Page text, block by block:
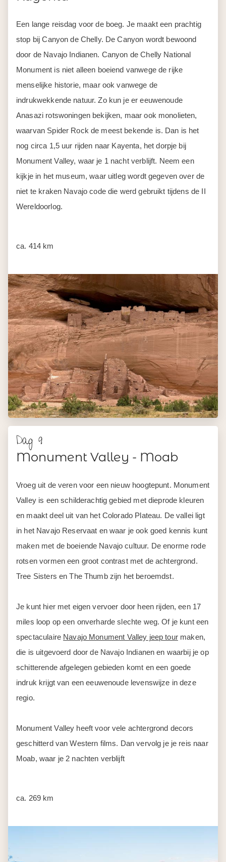
Een lange reisdag voor de boeg. Je maakt een prachtig
stop bij Canyon de Chelly. De Canyon wordt bewoond
door de Navajo Indianen. Canyon de Chelly National
Monument is niet alleen boeiend vanwege de rijke
menselijke historie, maar ook vanwege de
indrukwekkende natuur. Zo kun je er eeuwenoude
Anasazi rotswoningen bekijken, maar ook monolieten,
waarvan Spider Rock de meest bekende is. Dan is het
nog circa 1,5 uur rijden naar Kayenta, het dorpje bij
Monument Valley, waar je 1 nacht verblijft. Neem een
kijkje in het museum, waar uitleg wordt gegeven over de
niet te kraken Navajo code die werd gebruikt tijdens de II
Wereldoorlog.
ca. 414 km
Dag 9
Monument Valley - Moab
Vroeg uit de veren voor een nieuw hoogtepunt. Monument
Valley is een schilderachtig gebied met dieprode kleuren
en maakt deel uit van het Colorado Plateau. De vallei ligt
in het Navajo Reservaat en waar je ook goed kennis kunt
maken met de boeiende Navajo cultuur. De enorme rode
rotsen vormen een groot contrast met de achtergrond.
Tree Sisters en The Thumb zijn het beroemdst.
Je kunt hier met eigen vervoer door heen rijden, een 17
miles loop op een onverharde slechte weg. Of je kunt een
spectaculaire Navajo Monument Valley jeep tourmaken,
die is uitgevoerd door de Navajo Indianen en waarbij je op
schitterende afgelegen gebieden komt en een goede
indruk krijgt van een eeuwenoude levenswijze in deze
regio.
Monument Valley heeft voor vele achtergrond decors
geschitterd van Western films. Dan vervolg je je reis naar
Moab, waar je 2 nachten verblijft
ca. 269 km